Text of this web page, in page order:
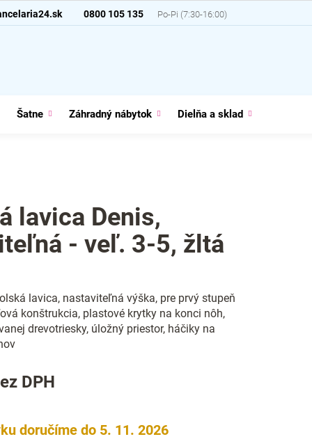
0800 105 135
Šatne Záhradný nábytok Dielňa a sklad
lavica Denis,
- veľ. 3-5, žltá
lavica, nastaviteľná výška, pre prvý stupeň
konštrukcia, plastové krytky na konci nôh,
drevotriesky, úložný priestor, háčiky na
DPH
doručíme do 5. 11. 2026